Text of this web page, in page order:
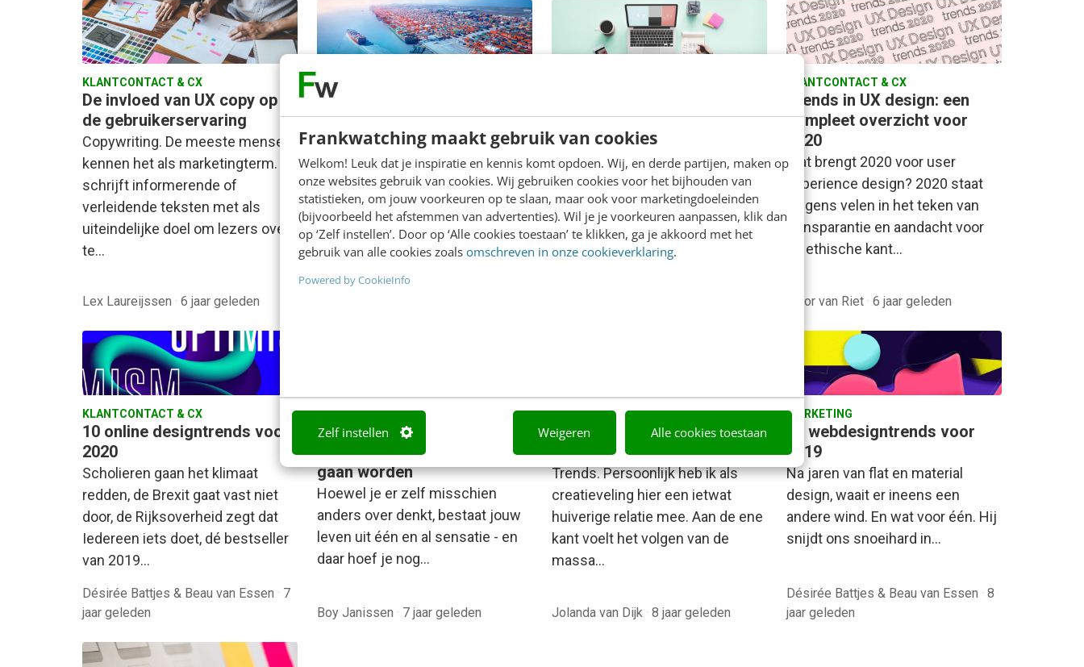
Frankwatching maakt gebruik van cookies
Welkom! Leuk dat je inspiratie en kennis komt opdoen. Wij, en derde partijen, maken op
onze websites gebruik van cookies. Wij gebruiken cookies voor het bijhouden van
statistieken, om jouw voorkeuren op te slaan, maar ook voor marketingdoeleinden
(bijvoorbeeld het afstemmen van advertenties). Wil je je voorkeuren aanpassen, klik dan
op ‘Zelf instellen’. Door op ‘Alle cookies toestaan’ te klikken, ga je akkoord met het
gebruik van alle cookies zoals omschreven in onze cookieverklaring.
Powered by CookieInfo
Zelf instellen Weigeren Alle cookies toestaan
KLANTCONTACT & CX
De invloed van UX copy op
de gebruikerservaring
Copywriting. De meeste mensen
kennen het als marketingterm. Je
schrijft informerende of
verleidende teksten met als
uiteindelijke doel om lezers over
te…
Lex Laureijssen · 6 jaar geleden
KLANTCONTACT & CX
UX design: duidelijkheid over
dit verwarrende
containerbegrip
UX design wordt vaak als
containerbegrip gebruikt, waar de
verschillende facetten van dit
spectrum onder vallen. Zo is de
functie UX designer…
Kiki Verhoeven & Nick Groeneveld
meer, minimalisme &
authenticiteit
Het woord 'snelheid' domineert in
2020. Dit heeft alles te maken
met de 5G-revolutie. De revolutie
is officieel begonnen en dit gaat…
KLANTCONTACT & CX
Trends in UX design: een
compleet overzicht voor
2020
Wat brengt 2020 voor user
experience design? 2020 staat
volgens velen in het teken van
transparantie en aandacht voor
de ethische kant…
Floor van Riet · 6 jaar geleden
KLANTCONTACT & CX
10 online designtrends voor
2020
Scholieren gaan het klimaat
redden, de Brexit gaat vast niet
door, de Rijksoverheid zegt dat
Iedereen iets doet, dé bestseller
van 2019…
Désirée Battjes & Beau van Essen · 7
jaar geleden
KLANTCONTACT & CX
Hoe onze interfaces
sensationele ervaringen
gaan worden
Hoewel je er zelf misschien
anders over denkt, bestaat jouw
leven uit één en al sensatie - en
daar hoef je nog…
Boy Janissen · 7 jaar geleden
MARKETING
Creatief met webdesign, 8
smaakmakers voor 2019
Trends. Persoonlijk heb ik als
creatieveling hier een ietwat
huiverige relatie mee. Aan de ene
kant voelt het volgen van de
massa…
Jolanda van Dijk · 8 jaar geleden
MARKETING
10 webdesigntrends voor
2019
Na jaren van flat en material
design, waait er ineens een
andere wind. En wat voor één. Hij
snijdt ons snoeihard in…
Désirée Battjes & Beau van Essen · 8
jaar geleden